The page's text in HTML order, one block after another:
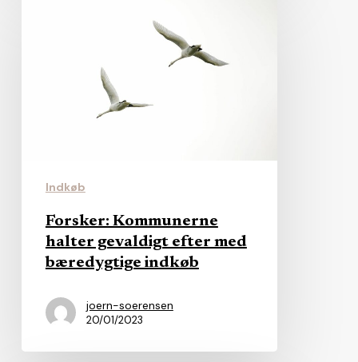
Indkøb
Forsker: Kommunerne
halter gevaldigt efter med
bæredygtige indkøb
joern-soerensen
20/01/2023